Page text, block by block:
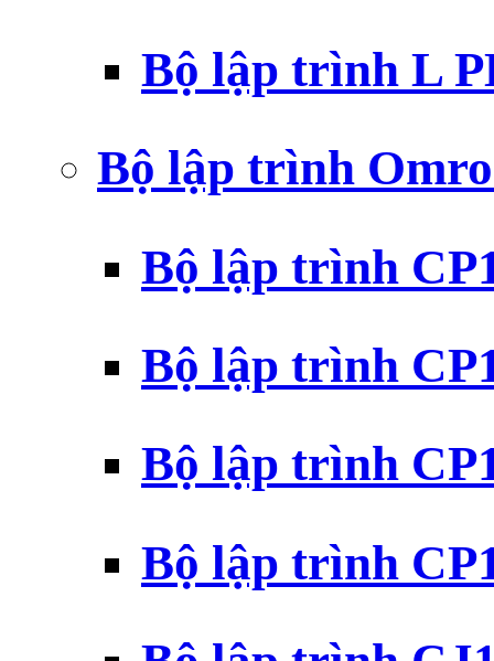
Bộ lập trình L
Bộ lập trình
Bộ lập trình
Bộ lập trình
Bộ lập trình
Bộ lập trình